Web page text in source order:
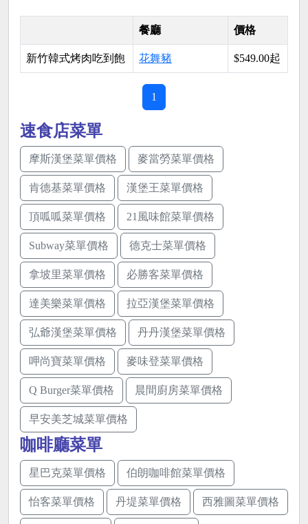
餐廳 價格
新竹韓式烤肉吃到飽 花舞豬 $549.00起
1
速食店菜單
摩斯漢堡菜單價格 麥當勞菜單價格
肯德基菜單價格 漢堡王菜單價格
頂呱呱菜單價格 21風味館菜單價格
Subway菜單價格 德克士菜單價格
拿坡里菜單價格 必勝客菜單價格
達美樂菜單價格 拉亞漢堡菜單價格
弘爺漢堡菜單價格 丹丹漢堡菜單價格
呷尚寶菜單價格 麥味登菜單價格
Q Burger菜單價格 晨間廚房菜單價格
早安美芝城菜單價格
咖啡廳菜單
星巴克菜單價格 伯朗咖啡館菜單價格
怡客菜單價格 丹堤菜單價格 西雅圖菜單價格